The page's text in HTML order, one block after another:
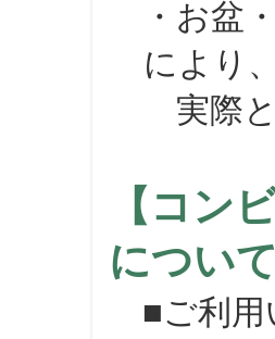
・お盆
により
実際と
【コン
につい
■ご利用